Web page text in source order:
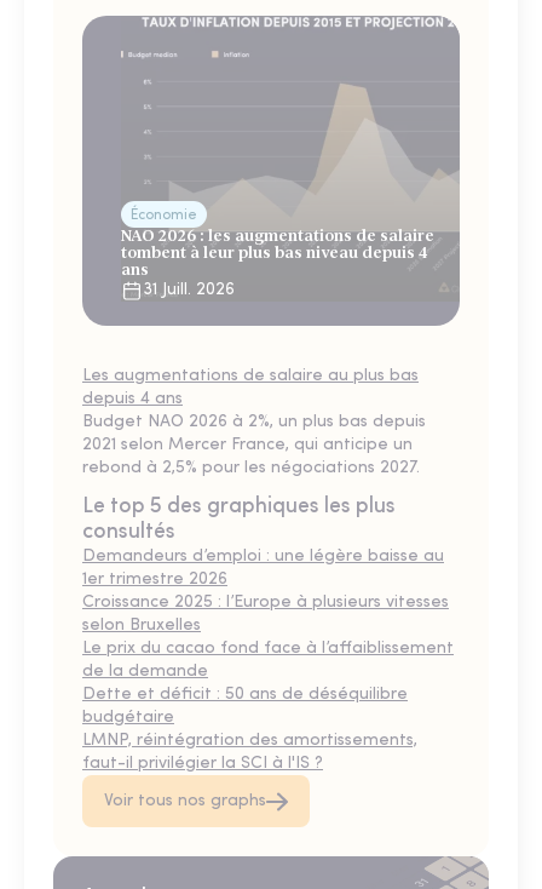
Économie
NAO 2026 : les augmentations de salaire
tombent à leur plus bas niveau depuis 4
ans
31 Juill. 2026
Les augmentations de salaire au plus bas
depuis 4 ans
Budget NAO 2026 à 2%, un plus bas depuis
2021 selon Mercer France, qui anticipe un
rebond à 2,5% pour les négociations 2027.
Le top 5 des graphiques les plus
consultés
Demandeurs d’emploi : une légère baisse au
1er trimestre 2026
Croissance 2025 : l’Europe à plusieurs vitesses
selon Bruxelles
Le prix du cacao fond face à l’affaiblissement
de la demande
Dette et déficit : 50 ans de déséquilibre
budgétaire
LMNP, réintégration des amortissements,
faut-il privilégier la SCI à l'IS ?
Voir tous nos graphs